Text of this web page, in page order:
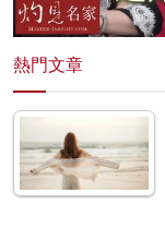
熱門文章